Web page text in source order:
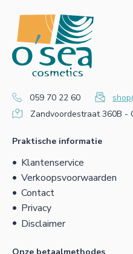
059 70 22 60
Zandvoordestraat 360B -
Praktische informatie
Klantenservice
Verkoopsvoorwaarden
Contact
Privacy
Disclaimer
Onze betaalmethodes